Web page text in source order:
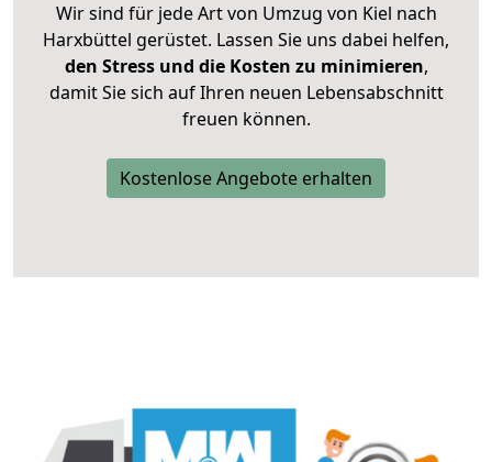
Wir sind für jede Art von Umzug von Kiel nach
Harxbüttel gerüstet. Lassen Sie uns dabei helfen,
den Stress und die Kosten zu minimieren,
damit Sie sich auf Ihren neuen Lebensabschnitt
freuen können.
Kostenlose Angebote erhalten